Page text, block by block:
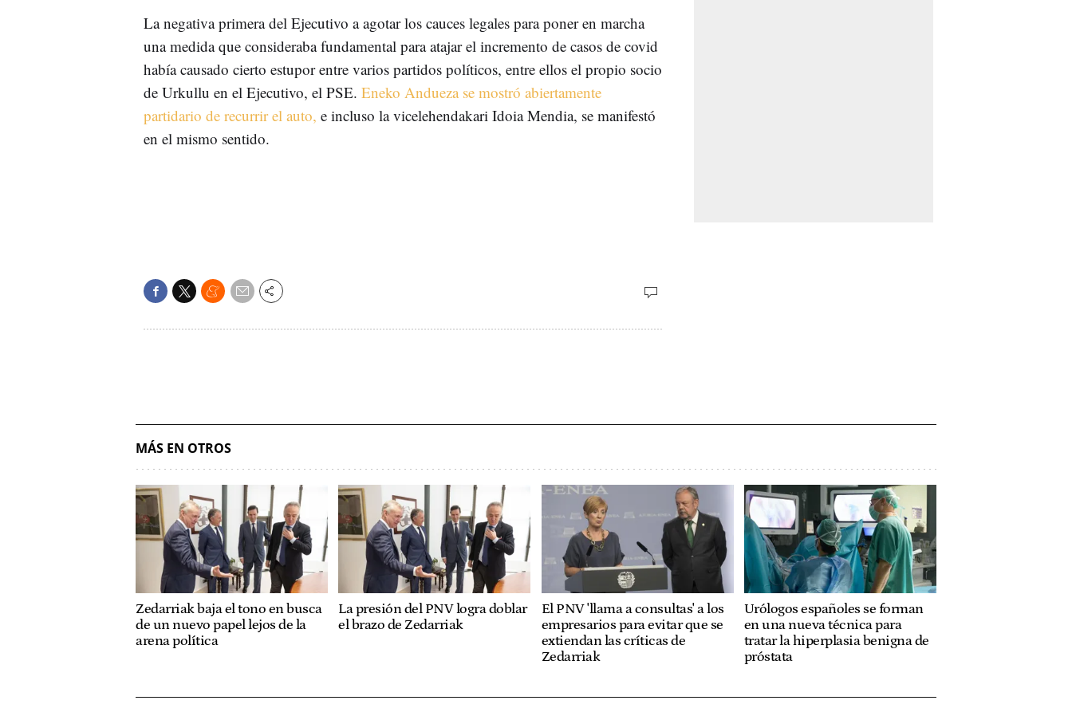
La negativa primera del Ejecutivo a agotar los cauces legales para poner en marcha
una medida que consideraba fundamental para atajar el incremento de casos de covid
había causado cierto estupor entre varios partidos políticos, entre ellos el propio socio
de Urkullu en el Ejecutivo, el PSE. Eneko Andueza se mostró abiertamente
partidario de recurrir el auto, e incluso la vicelehendakari Idoia Mendia, se manifestó
en el mismo sentido.
MÁS EN OTROS
Zedarriak baja el tono en busca
de un nuevo papel lejos de la
arena política
La presión del PNV logra doblar
el brazo de Zedarriak
El PNV 'llama a consultas' a los
empresarios para evitar que se
extiendan las críticas de
Zedarriak
Urólogos españoles se forman
en una nueva técnica para
tratar la hiperplasia benigna de
próstata